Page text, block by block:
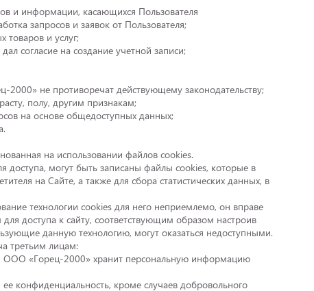
и информации, касающихся Пользователя
запросов и заявок от Пользователя;
товаров и услуг;
согласие на создание учетной записи;
не противоречат действующему законодательству;
полу, другим признакам;
на основе общедоступных данных;
на использовании файлов cookies.
доступа, могут быть записаны файлы cookies, которые в
на Сайте, а также для сбора статистических данных, в
технологии cookies для него неприемлемо, он вправе
доступа к cайту, соответствующим образом настроив
данную технологию, могут оказаться недоступными.
третьим лицам:
ООО «Горец-2000» хранит персональную информацию
конфиденциальность, кроме случаев добровольного